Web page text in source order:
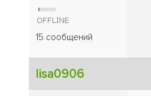
15 сообщений
lisa0906